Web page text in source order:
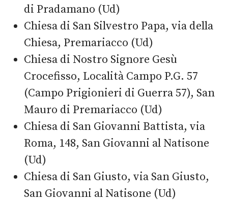
di Pradamano (Ud)
Chiesa di San Silvestro Papa, via della
Chiesa, Premariacco (Ud)
Chiesa di Nostro Signore Gesù
Crocefisso, Località Campo P.G. 57
(Campo Prigionieri di Guerra 57), San
Mauro di Premariacco (Ud)
Chiesa di San Giovanni Battista, via
Roma, 148, San Giovanni al Natisone
(Ud)
Chiesa di San Giusto, via San Giusto,
San Giovanni al Natisone (Ud)